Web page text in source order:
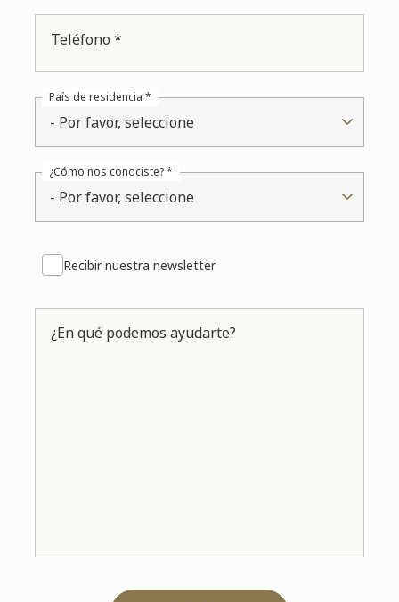
Teléfono *
- Por favor, seleccione
País de residencia *
- Por favor, seleccione
¿Cómo nos conociste? *
Recibir nuestra newsletter
¿En qué podemos ayudarte?